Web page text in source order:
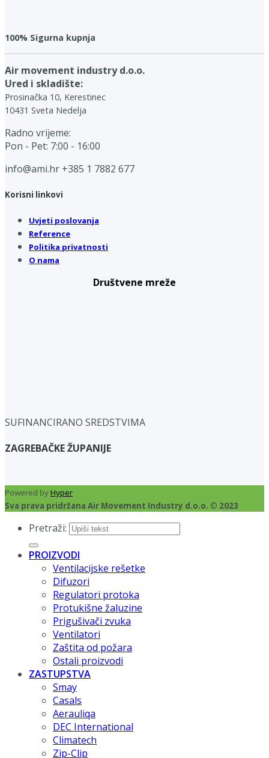
100% Sigurna kupnja
Air movement industry d.o.o.
Ured i skladište:
Prosinačka 10, Kerestinec
10431 Sveta Nedelja
Radno vrijeme:
Pon - Pet: 7:00 - 16:00
info@ami.hr +385 1 7882 677
Korisni linkovi
Uvjeti poslovanja
Reference
Politika privatnosti
O nama
Društvene mreže
SUFINANCIRANO SREDSTVIMA
ZAGREBAČKE ŽUPANIJE
Powered byHyper
Sva prava pridržana Air Movement Industry d.o.o. © 2023
Pretraži:
PROIZVODI
Ventilacijske rešetke
Difuzori
Regulatori protoka
Protukišne žaluzine
Prigušivači zvuka
Ventilatori
Zaštita od požara
Ostali proizvodi
ZASTUPSTVA
Smay
Casals
Aerauliqa
DEC International
Climatech
Zip-Clip